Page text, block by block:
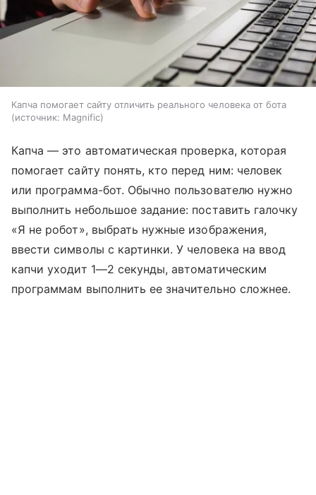
Капча помогает сайту отличить реального человека от бота
источник: Magnific
Капча — это автоматическая проверка, которая
помогает сайту понять, кто перед ним: человек
или программа-бот. Обычно пользователю нужно
выполнить небольшое задание: поставить галочку
«Я не робот», выбрать нужные изображения,
ввести символы с картинки. У человека на ввод
капчи уходит 1—2 секунды, автоматическим
программам выполнить ее значительно сложнее.